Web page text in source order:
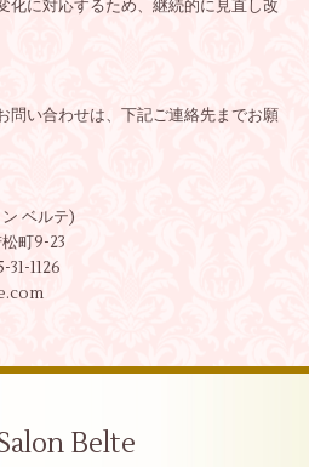
化に対応するため、継続的に見直し改
問い合わせは、下記ご連絡先までお願
ベルテ)
町9-23
31-1126
Belte